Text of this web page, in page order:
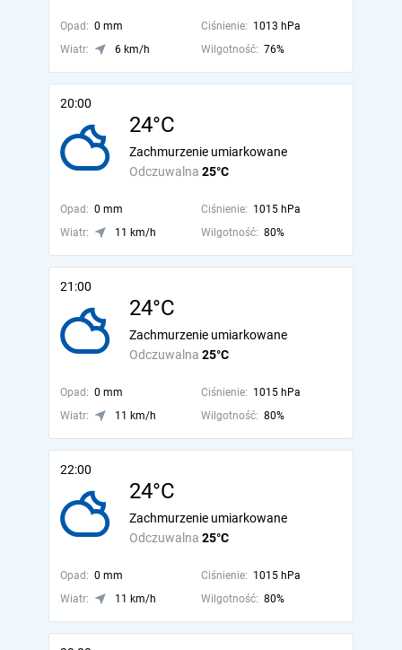
Opad: 0 mm Ciśnienie: 1013 hPa
Wiatr:
6 km/h Wilgotność: 76%
20:00
24°C
Odczuwalna 25°C
Zachmurzenie umiarkowane
Opad: 0 mm Ciśnienie: 1015 hPa
Wiatr:
11 km/h Wilgotność: 80%
21:00
24°C
Odczuwalna 25°C
Zachmurzenie umiarkowane
Opad: 0 mm Ciśnienie: 1015 hPa
Wiatr:
11 km/h Wilgotność: 80%
22:00
24°C
Odczuwalna 25°C
Zachmurzenie umiarkowane
Opad: 0 mm Ciśnienie: 1015 hPa
Wiatr:
11 km/h Wilgotność: 80%